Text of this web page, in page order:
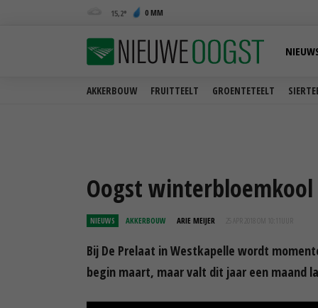
15,2 0 MM
AKKERBOUW FRUITTEELT GROENTETEELT
Oogst
NIEUWS AKKERBOUW ARIE MEIJER 25 APR 2018 OM 10:11
Bij De Prelaat in Westkapelle wordt
begin maart, maar valt dit jaar een maand